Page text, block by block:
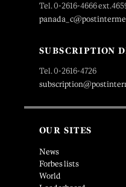
Tel. 0-2616-4666
SUBSCRIPTION
Tel. 0-2616-4726
OUR SITES
News
Forbes lists
World